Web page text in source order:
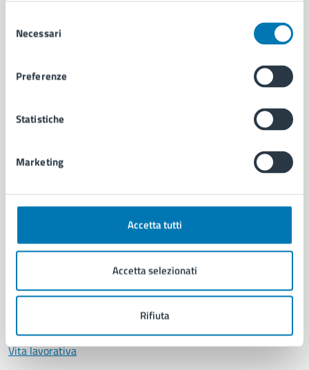
delNecessari
Preferenze
Statistiche
Marketing
Accetta tutti
Accetta selezionati
Rifiuta
Uffici
Personale amministrativo
Intranet, posta aziendale e protocollo
CATEGORIE DI SERVIZIO
Documenti e certificati
Educazione e formazione
Giustizia e sicurezza pubblica
Imprese e commercio
Salute, benessere e assistenza
Servizi Cimiteriali
Vita lavorativa